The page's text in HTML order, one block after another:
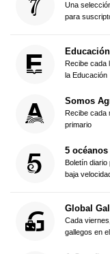
Una
para
Educación
Recibe cada
la Educación
Somos
Recibe cada
primario
5 océanos
Boletín diario
baja
Global
Cada
gallegos en